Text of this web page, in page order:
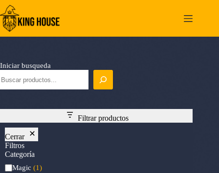
Saltar
al
contenido
Iniciar busqueda
Filtrar productos
Cerrar
Filtros
Categoría
Categoría
Magic (1)